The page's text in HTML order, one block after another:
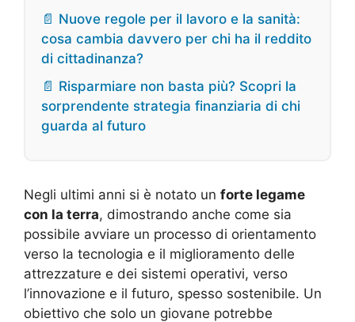
📄 Nuove regole per il lavoro e la sanità:
cosa cambia davvero per chi ha il reddito
di cittadinanza?
📄 Risparmiare non basta più? Scopri la
sorprendente strategia finanziaria di chi
guarda al futuro
Negli ultimi anni si è notato un forte legame
con la terra, dimostrando anche come sia
possibile avviare un processo di orientamento
verso la tecnologia e il miglioramento delle
attrezzature e dei sistemi operativi, verso
l’innovazione e il futuro, spesso sostenibile. Un
obiettivo che solo un giovane potrebbe